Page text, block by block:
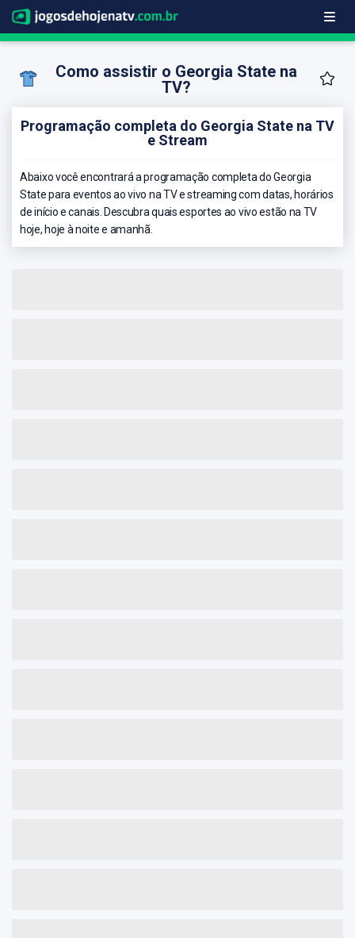
Como assistir o Georgia State na
TV?
Programação completa do Georgia State na TV
e Stream
Abaixo você encontrará a programação completa do Georgia
State para eventos ao vivo na TV e streaming com datas, horários
de início e canais. Descubra quais esportes ao vivo estão na TV
hoje, hoje à noite e amanhã.